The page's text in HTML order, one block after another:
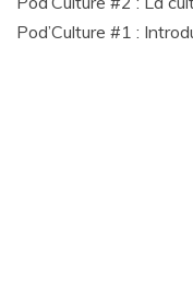
Pod’Culture #1 :